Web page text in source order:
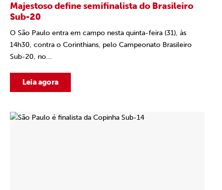
Majestoso define semifinalista do Brasileiro
Sub-20
O São Paulo entra em campo nesta quinta-feira (31), às
14h30, contra o Corinthians, pelo Campeonato Brasileiro
Sub-20, no...
Leia agora